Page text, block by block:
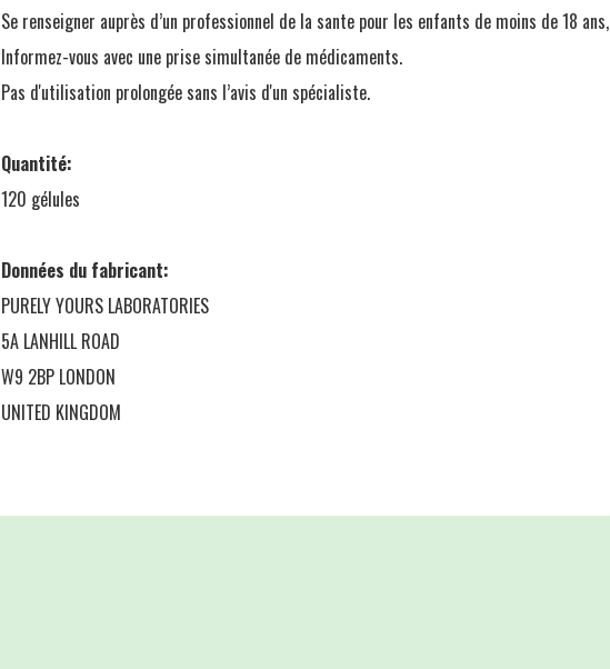
Se renseigner auprès d’un professionnel de la sante pour les enfants de moins de 18
Informez-vous avec une prise simultanée de médicaments.
Pas d'utilisation prolongée sans l’avis d'un spécialiste.
Quantité:
120 gélules
Données du fabricant:
PURELY YOURS LABORATORIES
5A LANHILL ROAD
W9 2BP LONDON
UNITED KINGDOM